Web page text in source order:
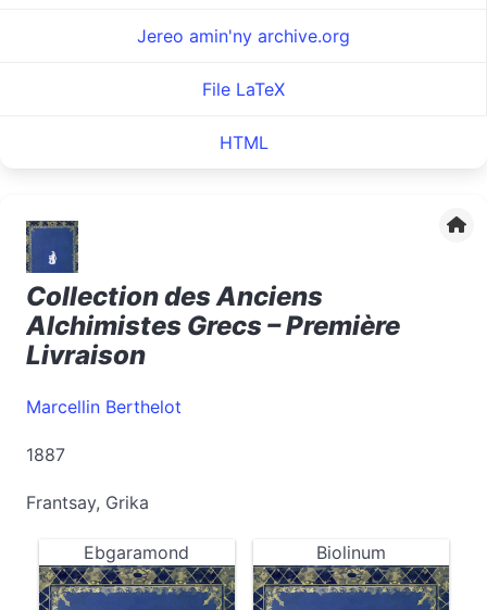
Jereo amin'ny archive.org
File LaTeX
HTML
Collection des Anciens
Alchimistes Grecs – Première
Livraison
Marcellin Berthelot
1887
Frantsay, Grika
Ebgaramond Biolinum